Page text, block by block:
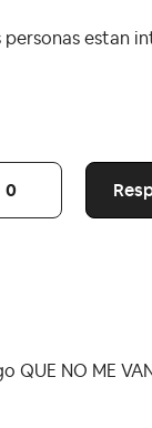
estan
0
QUE NO ME